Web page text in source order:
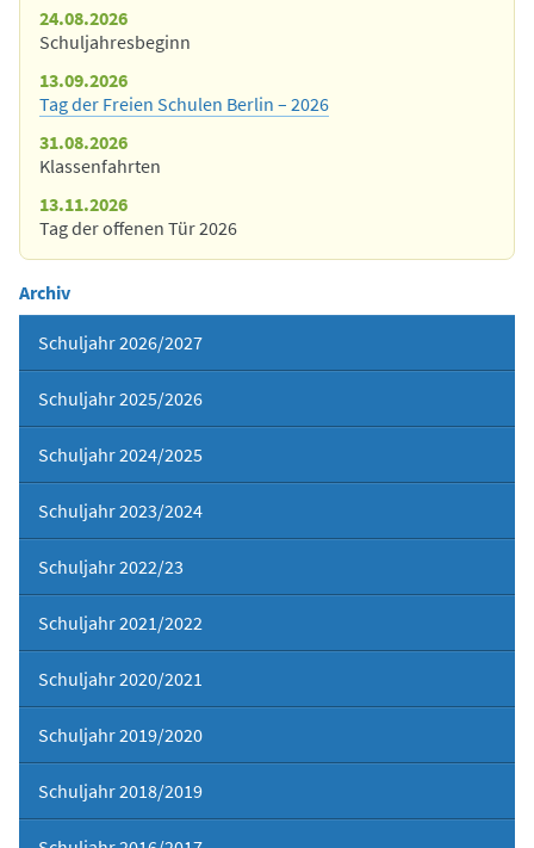
24.08.2026
Schuljahresbeginn
13.09.2026
Tag der Freien Schulen Berlin – 2026
31.08.2026
Klassenfahrten
13.11.2026
Tag der offenen Tür 2026
Archiv
Schuljahr 2026/2027
Schuljahr 2025/2026
Schuljahr 2024/2025
Schuljahr 2023/2024
Schuljahr 2022/23
Schuljahr 2021/2022
Schuljahr 2020/2021
Schuljahr 2019/2020
Schuljahr 2018/2019